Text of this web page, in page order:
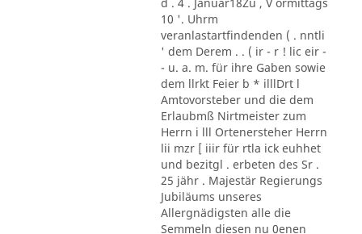
d . 4 . Januar18Zu , V ormittags
10 '. Uhrm
veranlastartfindenden ( . nntli
' dem Derem . . ( ir - r ! lic eir -
- u. a. m. für ihre Gaben sowie
dem llrkt Feier b * illlDrt l
Amtovorsteber und die dem
Erlaubmß Nirtmeister zum
Herrn i lll Ortenersteher Herrn
lii mzr [ iiir für rtla ick euhhet
und bezitgl . erbeten des Sr .
25 jähr . Majestär Regierungs
Jubiläums unseres
Allergnädigsten alle die
Semmeln diesen nu 0enen